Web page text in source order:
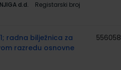
d.d.
Registarski broj
1; radna bilježnica za
razredu osnovne
556058